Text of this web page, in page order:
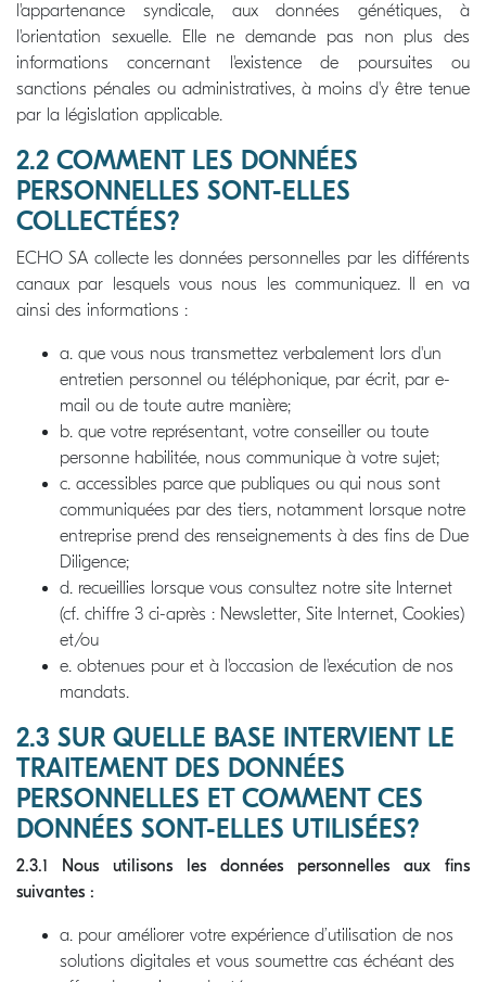
l'appartenance syndicale, aux données génétiques, à
l'orientation sexuelle. Elle ne demande pas non plus des
informations concernant l'existence de poursuites ou
sanctions pénales ou administratives, à moins d'y être tenue
par la législation applicable.
2.2 COMMENT LES DONNÉES
PERSONNELLES SONT-ELLES
COLLECTÉES?
ECHO SA collecte les données personnelles par les différents
canaux par lesquels vous nous les communiquez. Il en va
ainsi des informations :
a. que vous nous transmettez verbalement lors d'un
entretien personnel ou téléphonique, par écrit, par e-
mail ou de toute autre manière;
b. que votre représentant, votre conseiller ou toute
personne habilitée, nous communique à votre sujet;
c. accessibles parce que publiques ou qui nous sont
communiquées par des tiers, notamment lorsque notre
entreprise prend des renseignements à des fins de Due
Diligence;
d. recueillies lorsque vous consultez notre site Internet
(cf. chiffre 3 ci-après : Newsletter, Site Internet, Cookies)
et/ou
e. obtenues pour et à l'occasion de l'exécution de nos
mandats.
2.3 SUR QUELLE BASE INTERVIENT LE
TRAITEMENT DES DONNÉES
PERSONNELLES ET COMMENT CES
DONNÉES SONT-ELLES UTILISÉES?
2.3.1 Nous utilisons les données personnelles aux fins
suivantes :
a. pour améliorer votre expérience d’utilisation de nos
solutions digitales et vous soumettre cas échéant des